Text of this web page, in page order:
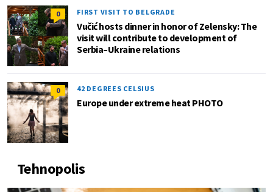
0 FIRST VISIT TO BELGRADE
Vučić hosts dinner in honor of Zelensky: The
visit will contribute to development of
Serbia–Ukraine relations
0 42 DEGREES CELSIUS
Europe under extreme heat PHOTO
Tehnopolis